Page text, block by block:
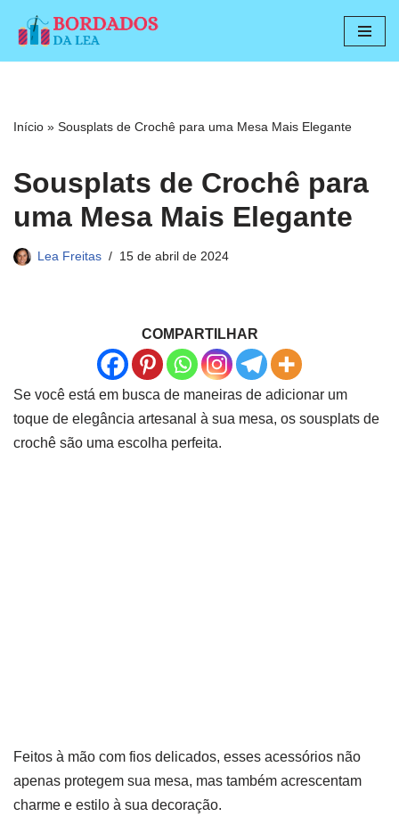
Pular
conteúdo
Início » Sousplats de Crochê para uma Mesa Mais Elegante
Sousplats de Crochê para
uma Mesa Mais Elegante
Lea Freitas 15 de abril de 2024
COMPARTILHAR
Se você está em busca de maneiras de adicionar um
toque de elegância artesanal à sua mesa, os sousplats de
crochê são uma escolha perfeita.
Feitos à mão com fios delicados, esses acessórios não
apenas protegem sua mesa, mas também acrescentam
charme e estilo à sua decoração.